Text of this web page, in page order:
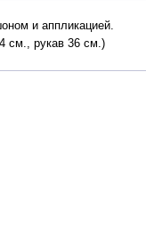
и аппликацией.
см., рукав 36 см.)